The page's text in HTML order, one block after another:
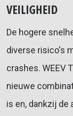
VEILIGHEID
De hogere
diverse risico's
crashes. WEEV
nieuwe
is en, dankzij de